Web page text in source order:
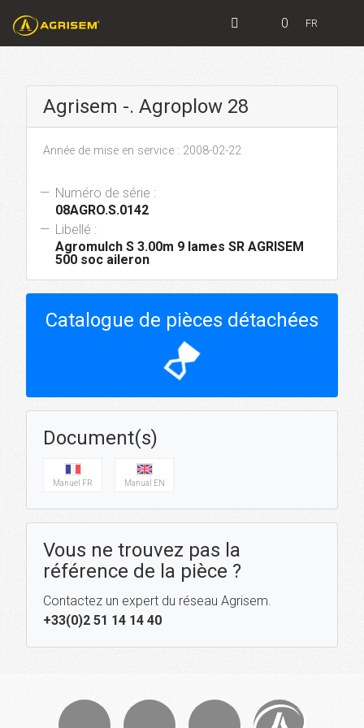
0 FR
Agrisem -. Agroplow 28
Année de mise en service : 2008-02-22
Numéro de série :
08AGRO.S.0142
Libellé :
Agromulch S 3.00m 9 lames SR AGRISEM
500 soc aileron
Catalogue de pièces détachées
hourglass_top
Document(s)
Manuel FR Manual EN
Vous ne trouvez pas la
référence de la pièce ?
Contactez un expert du réseau Agrisem.
+33(0)2 51 14 14 40